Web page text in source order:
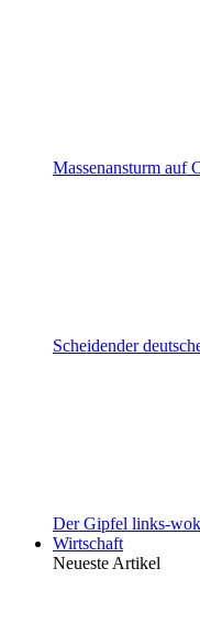
Massenansturm auf
Scheidender
Der Gipfel links-
Wirtschaft
Neueste Artikel